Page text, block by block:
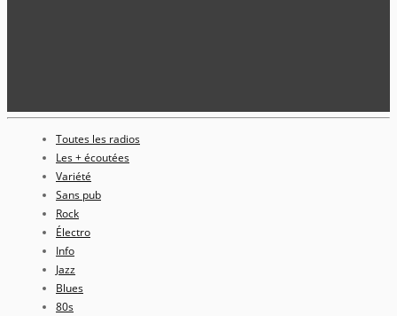
Toutes les radios
Les + écoutées
Variété
Sans pub
Rock
Électro
Info
Jazz
Blues
80s